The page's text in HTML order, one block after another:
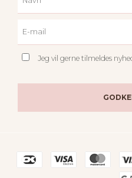
Jeg vil gerne tilmeldes